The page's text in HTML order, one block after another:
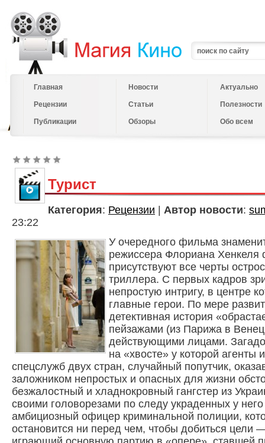
Главная
Рецензии
Публикации
Новости
Статьи
Обзоры
Актуально
Полезности
Обо всем
Турист
Категория: Рецензии Автор новости:
23:22
У очередного фильма
режиссера Флориана Хенкеля
присутствуют все черты
триллера. С первых кадров
непростую интригу, в центре
главные герои. По мере
детективная история
пейзажами (из Парижа в
действующими лицами.
на «хвосте» у которой агенты
спецслужб двух стран, случайный попутчик,
заложником непростых и опасных для жизни
безжалостный и хладнокровный гангстер из
своими головорезами по следу украденных у
амбициозный офицер криминальной полиции,
остановится ни перед чем, чтобы добиться цели